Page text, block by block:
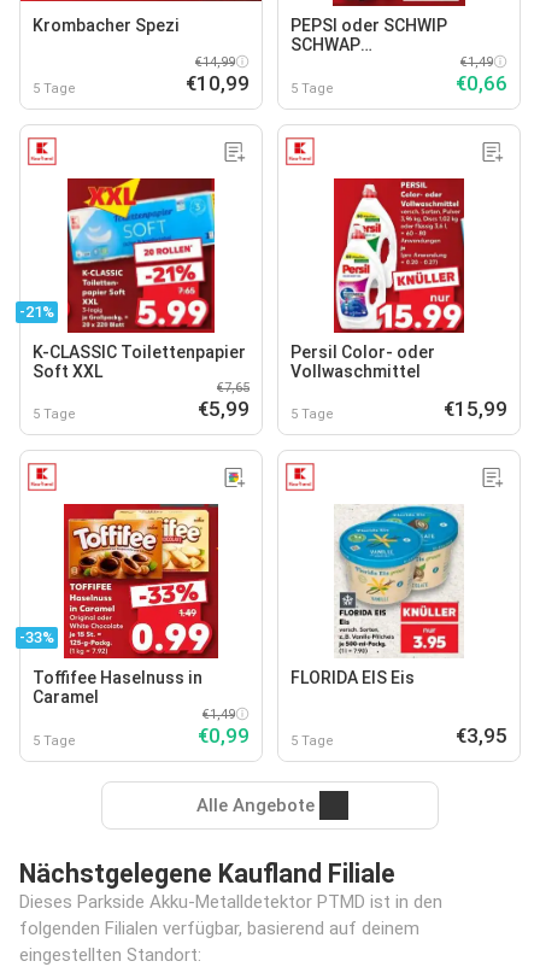
Krombacher Spezi
5 Tage
€14,99
€10,99
PEPSI oder SCHWIP
SCHWAP
5 Tage
€1,49
€0,66
-21%
K-CLASSIC Toilettenpapier
Soft XXL
5 Tage
€7,65
€5,99
Persil Color- oder
Vollwaschmittel
5 Tage €15,99
-33%
Toffifee Haselnuss in
Caramel
5 Tage
€1,49
€0,99
FLORIDA EIS Eis
5 Tage €3,95
Alle Angebote
Nächstgelegene Kaufland Filiale
Dieses Parkside Akku-Metalldetektor PTMD ist in den
folgenden Filialen verfügbar, basierend auf deinem
eingestellten Standort: